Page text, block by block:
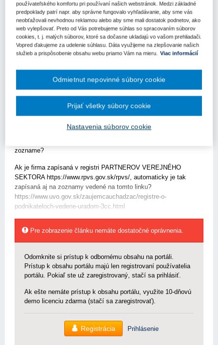
Elektronickou poštou zo dňa 28.12.2021 ste sa obrátili na Úrad pre
verejné obstarávanie (ďalej len „úrad“) so žiadosťou o usmernenie
k aplikácii zákona č. 343/2015 Z.z. o verejnom obstarávaní a o
zmene a doplnení niektorých zákonov v znení neskorších
predpisov (ďalej len „zákon o verejnom obstarávaní“).
„Chcel by som sa opýtať, či zahraničná firma, ak chce pôsobiť na
SK, má povinnosť zapísať sa medzi hospodárske subjekty na
ÚVO, na niektorý z týchto registrov;
https://www.uvo.gov.sk/zaujemcauchadzac/registre-o-
tomto registri PARTNEROV VEREJNÉHO SEKTORA:
zozname?
Ak je firma zapísaná v registri PARTNEROV VEREJNÉHO
SEKTORA https://www.rpvs.gov.sk/rpvs/, automaticky je tak
zapísaná aj na zoznamy vedené na tomto linku?
https://www.uvo.gov.sk/zaujemcauchadzac/registre-o-
podnikateloch-vedene-uradom-3cc.html
Pre zobrazenie článku nemáte dostatočné oprávnenia.
Odomknite si prístup k odbornému obsahu na portáli.
Prístup k obsahu portálu majú len registrovaní používatelia
portálu. Pokiaľ ste už zaregistrovaný, stačí sa prihlásiť.
Ak ešte nemáte prístup k obsahu portálu, využite 10-dňovú
demo licenciu zdarma (stačí sa zaregistrovať).
Registrácia Prihlásenie
používateľského komfortu pri používaní našich webstránok. Medzi základné
predpoklady patrí napr. aby správne fungovalo vyhľadávanie, aby sme vás
neobťažovali nevhodnou reklamou alebo aby sme mali dostatok podnetov, ako
web vylepšovať. Preto od Vás potrebujeme súhlas so spracovaním súborov
cookies, t. j. malých súborov, ktoré sa dočasne ukladajú vo vašom prehliadači.
Vopred ďakujeme za udelenie súhlasu. Dáta využijeme na zlepšovanie našich
služieb a prispôsobenie obsahu webu priamo Vám na mieru. Viac informácií
Nastavenia súborov cookie
Odmietnut nepovinné súbory cookie
Prijať všetky súbory cookie